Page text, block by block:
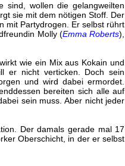
sind, wollen die gelangweilten
sie mit dem nötigen Stoff. Der
mit Partydrogen. Er selbst rührt
Molly (Emma Roberts),
wie ein Mix aus Kokain und
er nicht verticken. Doch sein
und wird dabei ermordet.
bereiten sich alle auf
sein muss. Aber nicht jeder
Der damals gerade mal 17
Oberschicht, in der er selbst